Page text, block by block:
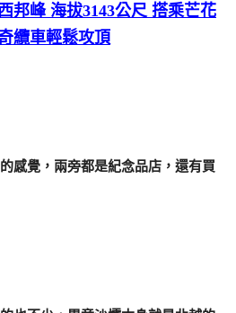
邦峰 海拔3143公尺 搭乘芒花
纜車輕鬆攻頂
感覺，兩旁都是紀念品店，還有買